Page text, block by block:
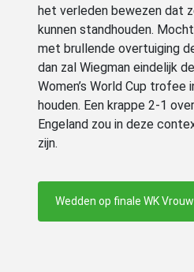
het verleden bewezen dat
kunnen standhouden.
met brullende overtuiging
dan zal Wiegman eindelijk
Women’s World Cup trofee
houden. Een krappe 2-1
Engeland zou in deze
zijn.
Wedden op finale WK